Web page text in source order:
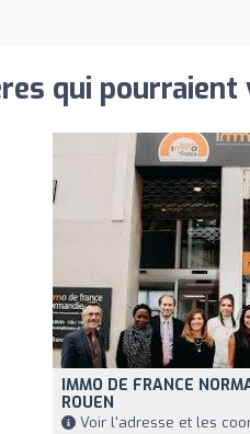
qui
IMMO DE FRANCE
ROUEN
Voir l'adresse et les